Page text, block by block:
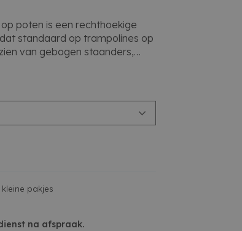
poten is een rechthoekige
standaard op trampolines op
van gebogen staanders,
hoogwaardige beschermrand
zodat uw
Het frame van de Silhouette
EXIT Silhouette
veel jumpingplezier!
pakjes
na afspraak.